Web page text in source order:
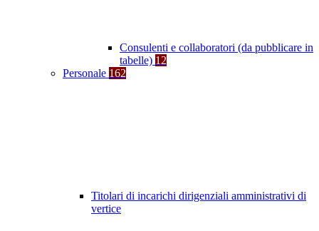
Consulenti e collaboratori (da pubblicare in
tabelle) 12
Personale 162
Titolari di incarichi dirigenziali amministrativi di
vertice